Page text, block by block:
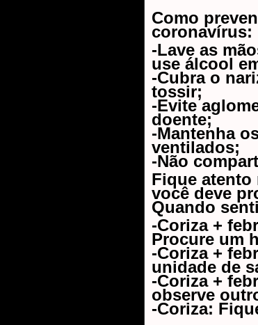
Como
coronavírus:
-Lave as
use álcool
-Cubra o
tossir;
-Evite
doente;
-Mantenha
ventilados;
-Não
Fique atento
você deve
Quando
-Coriza +
Procure um
-Coriza +
unidade de
-Coriza +
observe
-Coriza: